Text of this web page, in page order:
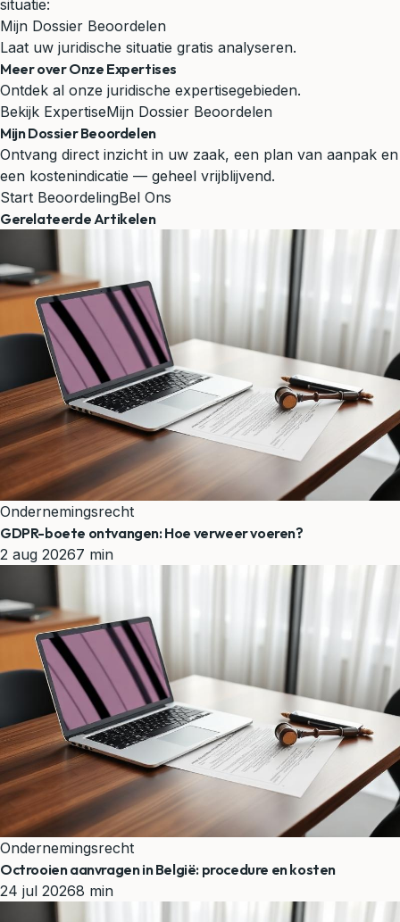
situatie:
Mijn Dossier Beoordelen
Laat uw juridische situatie gratis analyseren.
Meer over Onze Expertises
Ontdek al onze juridische expertisegebieden.
Bekijk ExpertiseMijn Dossier Beoordelen
Mijn Dossier Beoordelen
Ontvang direct inzicht in uw zaak, een plan van aanpak en
een kostenindicatie — geheel vrijblijvend.
Start BeoordelingBel Ons
Gerelateerde Artikelen
Ondernemingsrecht
GDPR-boete ontvangen: Hoe verweer voeren?
2 aug 20267 min
Ondernemingsrecht
Octrooien aanvragen in België: procedure en kosten
24 jul 20268 min